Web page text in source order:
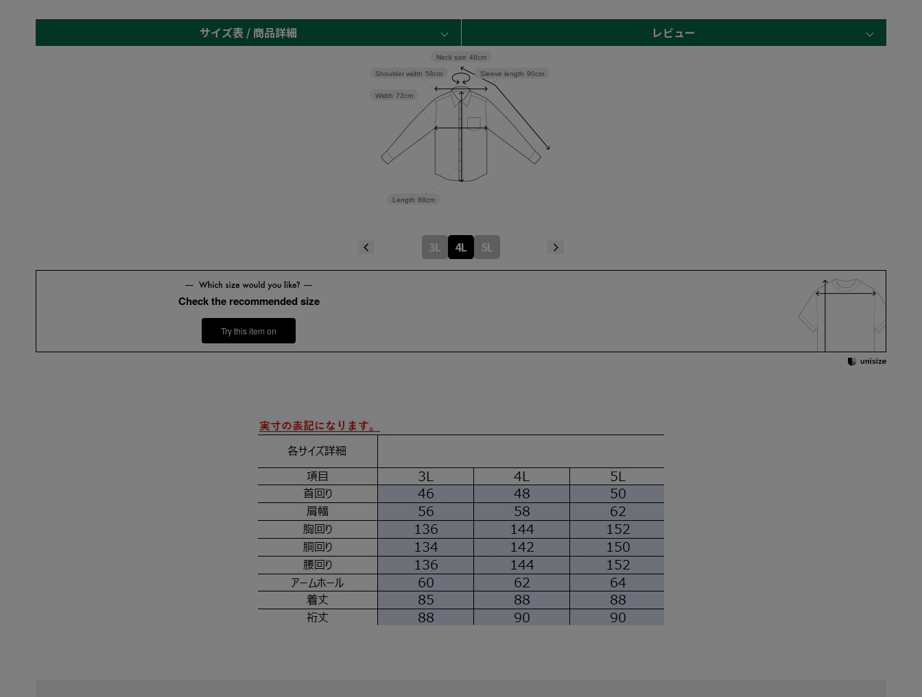
サイズ表 / 商品詳細 レビュー
Sleeve length 90cm
Neck size 48cm
Length 88cm
Width 72cm
Shoulder width 58cm
3L 4L 5L
Check the recommended size
Try this item on